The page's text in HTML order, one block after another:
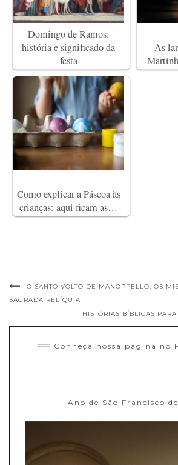
Domingo de Ramos:
história e significado da
festa
As
Como explicar a Páscoa às
crianças: aqui ficam as…
O SANTO VOLTO DE MANOPPELLO: OS
SAGRADA RELÍQUIA
HISTÓRIAS BÍBLICAS
Conheça nossa página no
Ano de São Francisco